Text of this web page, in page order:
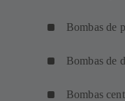
Bombas de
Bombas de
Bombas